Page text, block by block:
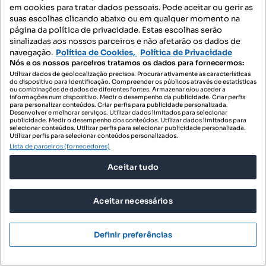
MORADIA V4 | AMOREIRAS | LAMEGO
Lamego (Almacave e Sé), Lamego, Viseu
Tipologia
T4
Preço por metro quadrado
302.5 m²
Destacado
MaMaison - Agência Imobiliária
Profissional
em cookies para tratar dados pessoais. Pode aceitar ou gerir as
suas escolhas clicando abaixo ou em qualquer momento na
página da política de privacidade. Estas escolhas serão
sinalizadas aos nossos parceiros e não afetarão os dados de
navegação. Política de Cookies, Política de Privacidade
Nós e os nossos parceiros tratamos os dados para fornecermos:
Utilizar dados de geolocalização precisos. Procurar ativamente as características
do dispositivo para identificação. Compreender os públicos através de estatísticas
ou combinações de dados de diferentes fontes. Armazenar e/ou aceder a
informações num dispositivo. Medir o desempenho da publicidade. Criar perfis
para personalizar conteúdos. Criar perfis para publicidade personalizada.
Desenvolver e melhorar serviços. Utilizar dados limitados para selecionar
publicidade. Medir o desempenho dos conteúdos. Utilizar dados limitados para
selecionar conteúdos. Utilizar perfis para selecionar publicidade personalizada.
Utilizar perfis para selecionar conteúdos personalizados.
Lista de parceiros (fornecedores)
Aceitar tudo
Aceitar necessários
Definir preferências